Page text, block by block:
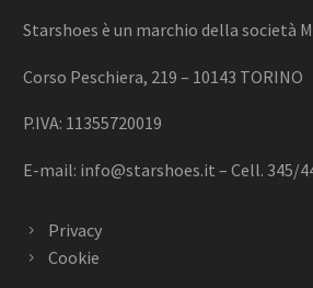
Starshoes è un marchio della società
Corso Peschiera, 219 – 10143 TORINO
P.IVA: 11355720019
E-mail: info@starshoes.it – Cell. 345/
Privacy
Cookie